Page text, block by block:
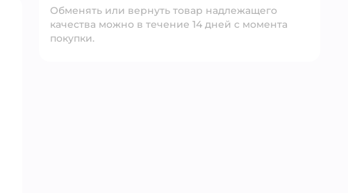
Обменять или вернуть товар надлежащего
качества можно в течение 14 дней с момента
покупки.